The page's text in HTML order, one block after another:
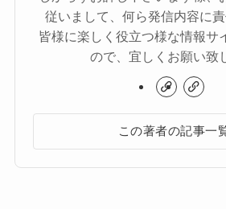
従いまして、何ら発信内容に責
皆様に楽しく役立つ様な情報サ
ので、宜しくお願い致
この著者の記事一